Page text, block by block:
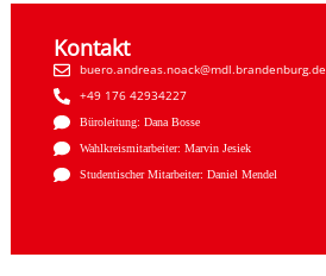
Kontakt
buero.andreas.noack@mdl.brandenburg.de
+49 176 42934227
Büroleitung: Dana Bosse
Wahlkreismitarbeiter: Marvin Jesiek
Studentischer Mitarbeiter: Daniel Mendel